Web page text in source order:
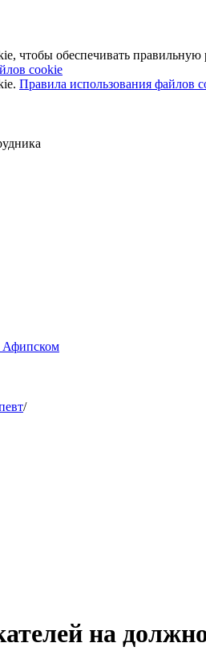
чтобы обеспечивать правильную
cookie
Правила использования файлов
Афипском
/
на